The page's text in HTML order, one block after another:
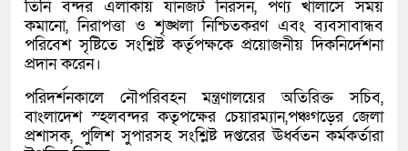
তিনি বন্দর এলাকায় যানজট নিরসন, পণ্য খালাসে সময়
কমানো, নিরাপত্তা ও শৃঙ্খলা নিশ্চিতকরণ এবং ব্যবসাবান্ধব
পরিবেশ সৃষ্টিতে সংশ্লিষ্ট কর্তৃপক্ষকে প্রয়োজনীয় দিকনির্দেশনা
প্রদান করেন।
পরিদর্শনকালে নৌপরিবহন মন্ত্রণালয়ের অতিরিক্ত সচিব,
বাংলাদেশ স্হলবন্দর কতৃপক্ষের চেয়ারম্যান,পঞ্চগড়ের জেলা
প্রশাসক, পুলিশ সুপারসহ সংশ্লিষ্ট দপ্তরের ঊর্ধ্বতন কর্মকর্তারা